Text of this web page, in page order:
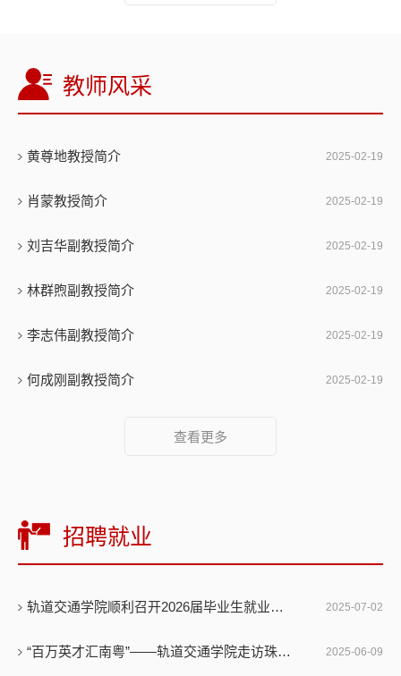
教师风采
黄尊地教授简介 2025-02-19
肖蒙教授简介 2025-02-19
刘吉华副教授简介 2025-02-19
林群煦副教授简介 2025-02-19
李志伟副教授简介 2025-02-19
何成刚副教授简介 2025-02-19
查看更多
招聘就业
轨道交通学院顺利召开2026届毕业生就业动员大会 2025-07-02
“百万英才汇南粤”——轨道交通学院走访珠海格莱利摩擦材料股份有限公司 2025-06-09